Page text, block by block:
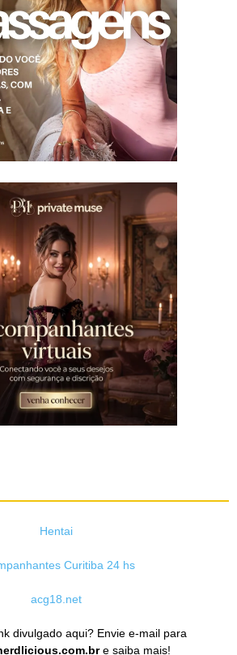
Hentai
Curitiba 24 hs
acg18.net
divulgado aqui? Envie e-mail para
e saiba mais!